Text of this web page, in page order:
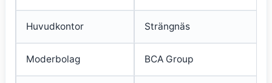
Huvudkontor Strängnäs
Moderbolag BCA Group